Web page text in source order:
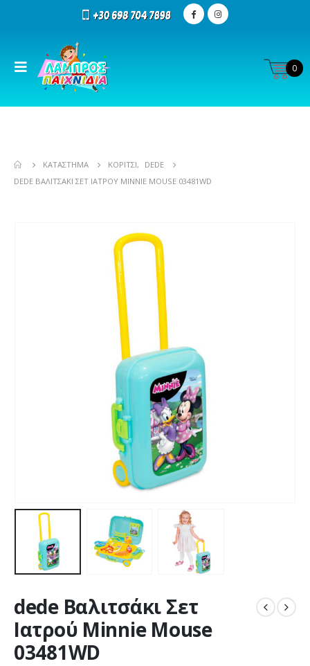
0
ΚΑΤΆΣΤΗΜΑ ΚΟΡΊΤΣΙ,
DEDE
DEDE ΒΑΛΙΤΣΆΚΙ ΣΕΤ ΙΑΤΡΟΎ MINNIE MOUSE 03481WD
dede Βαλιτσάκι Σετ
Ιατρού Minnie Mouse
03481WD